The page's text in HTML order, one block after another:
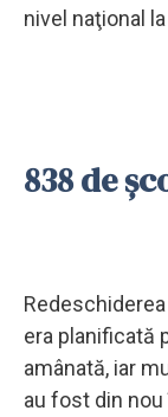
nivel naţional
838 de
era planificată
amânată, iar
au fost din